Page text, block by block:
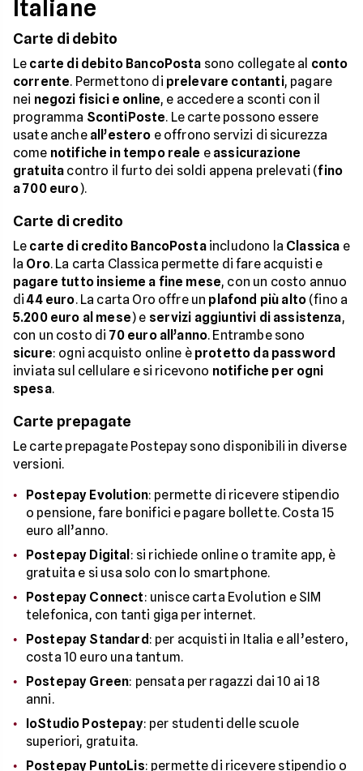
Italiane
Carte di debito
Le carte di debito BancoPosta sono collegate al conto
corrente. Permettono di prelevare contanti, pagare
nei negozi fisici e online, e accedere a sconti con il
programma ScontiPoste. Le carte possono essere
usate anche all’estero e offrono servizi di sicurezza
come notifiche in tempo reale e assicurazione
gratuita contro il furto dei soldi appena prelevati (fino
a 700 euro).
Carte di credito
Le carte di credito BancoPostaincludono la Classica e
la Oro. La carta Classica permette di fare acquisti e
pagare tutto insieme a fine mese, con un costo annuo
di44 euro. La carta Oro offre un plafond più alto (fino a
5.200 euro al mese) e servizi aggiuntivi di assistenza,
con un costo di 70 euro all’anno. Entrambe sono
sicure: ogni acquisto online è protetto da password
inviata sul cellulare e si ricevono notifiche per ogni
spesa.
Carte prepagate
Le carte prepagate Postepay sono disponibili in diverse
versioni.
Postepay Evolution: permette di ricevere stipendio
o pensione, fare bonifici e pagare bollette. Costa 15
euro all’anno.
Postepay Digital : si richiede online o tramite app, è
gratuita e si usa solo con lo smartphone.
Postepay Connect: unisce carta Evolution e SIM
telefonica, con tanti giga per internet.
Postepay Standard : per acquisti in Italia e all’estero,
costa 10 euro una tantum.
Postepay Green: pensata per ragazzi dai 10 ai 18
anni.
IoStudio Postepay: per studenti delle scuole
superiori, gratuita.
Postepay PuntoLis: permette di ricevere stipendio o